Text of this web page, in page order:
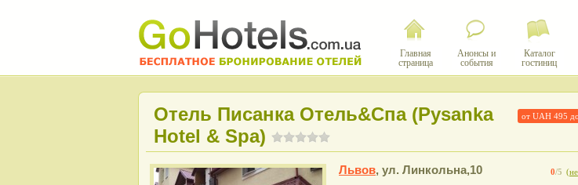
Главная
страница
Анонсы и
события
Каталог
гостиниц
от UAH495
Отель Писанка Отель&Cпа (Pysanka
Hotel & Spa)
0/5 (
Львов, ул. Линкольна,10